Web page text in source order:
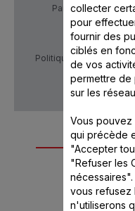
Paiement Sécurisé
Politique de
collecter
pour
fournir des
ciblés en
de vos
permettre de
sur les
Vous
qui précède
"Accepter
"Refuser les
vous refusez
n'utiliserons